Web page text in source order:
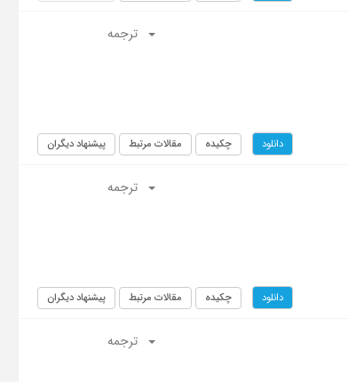
ترجمه
دانلود چکیده مقالات مرتبط پیشنهاد دیگران
ترجمه
دانلود چکیده مقالات مرتبط پیشنهاد دیگران
ترجمه